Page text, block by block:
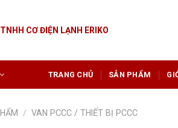
CƠ ĐIỆN LẠNH ERIKO
TRANG CHỦ SẢN PHẨM
/ VAN PCCC / THIẾT BỊ PCCC